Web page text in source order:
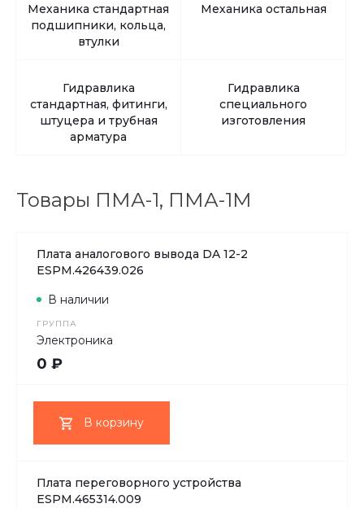
Механика стандартная
подшипники, кольца,
втулки
Механика остальная
Гидравлика
стандартная, фитинги,
штуцера и трубная
арматура
Гидравлика
специального
изготовления
Товары ПМА-1, ПМА-1М
Плата аналогового вывода DA 12-2
ESPM.426439.026
ГРУППА
Электроника
В наличии
0 ₽
В корзину
Плата переговорного устройства
ESPM.465314.009